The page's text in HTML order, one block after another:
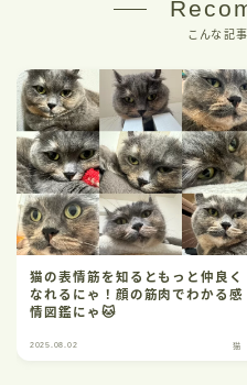
こんな記
猫の表情筋を知るともっと仲良く
なれるにゃ！顔の筋肉でわかる感
情図鑑にゃ🐱
2025.08.02 猫